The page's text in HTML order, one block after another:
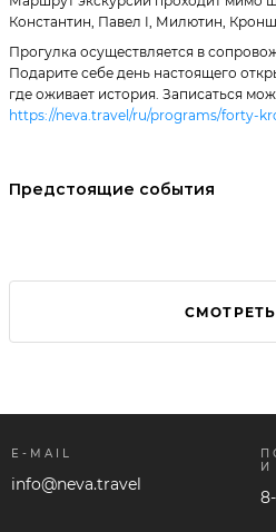
Константин, Павел I, Милютин,
Прогулка осуществляется в
Подарите себе день настоящего
где оживает история. Записаться
https://neva.travel/ru/programs/forty-
Предстоящие события
E-MAIL
info@neva.travel
И